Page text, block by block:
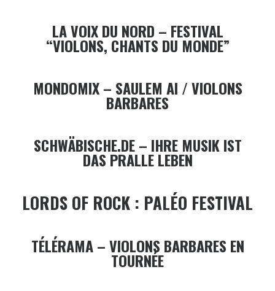
LA VOIX DU NORD – FESTIVAL
“VIOLONS, CHANTS DU MONDE”
MONDOMIX – SAULEM AI / VIOLONS
BARBARES
SCHWÄBISCHE.DE – IHRE MUSIK IST
DAS PRALLE LEBEN
LORDS OF ROCK : PALÉO FESTIVAL
TÉLÉRAMA – VIOLONS BARBARES EN
TOURNÉE